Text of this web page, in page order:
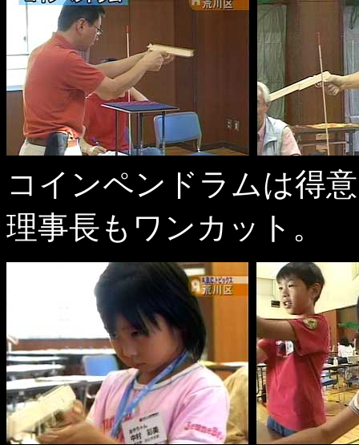
コインペンドラムは得
理事長もワンカット。